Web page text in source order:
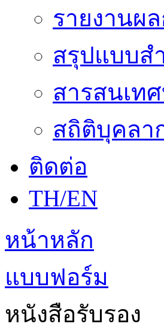
รายงานผ
สรุปแบบส
สารสนเท
สถิติบุคลา
ติดต่อ
TH/EN
หน้าหลัก
แบบฟอร์ม
หนังสือรับรอง